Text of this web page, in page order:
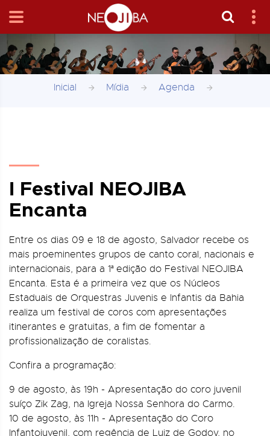
Inicial Mídia Agenda
I Festival NEOJIBA
Encanta
Entre os dias 09 e 18 de agosto, Salvador recebe os
mais proeminentes grupos de canto coral, nacionais e
internacionais, para a 1ª edição do Festival NEOJIBA
Encanta. Esta é a primeira vez que os Núcleos
Estaduais de Orquestras Juvenis e Infantis da Bahia
realiza um festival de coros com apresentações
itinerantes e gratuitas, a fim de fomentar a
profissionalização de coralistas.
Confira a programação:
9 de agosto, às 19h - Apresentação do coro juvenil
suíço Zik Zag, na Igreja Nossa Senhora do Carmo.
10 de agosto, às 11h - Apresentação do Coro
Infantojuvenil, com regência de Luiz de Godoy, no